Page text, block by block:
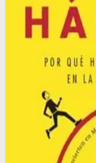
Charles Duhigg
Duhigg explora la
pueden cambiarse.
historias reales de
Por qué importa
Este libro importa
los hábitos y te da
intencionalmente,